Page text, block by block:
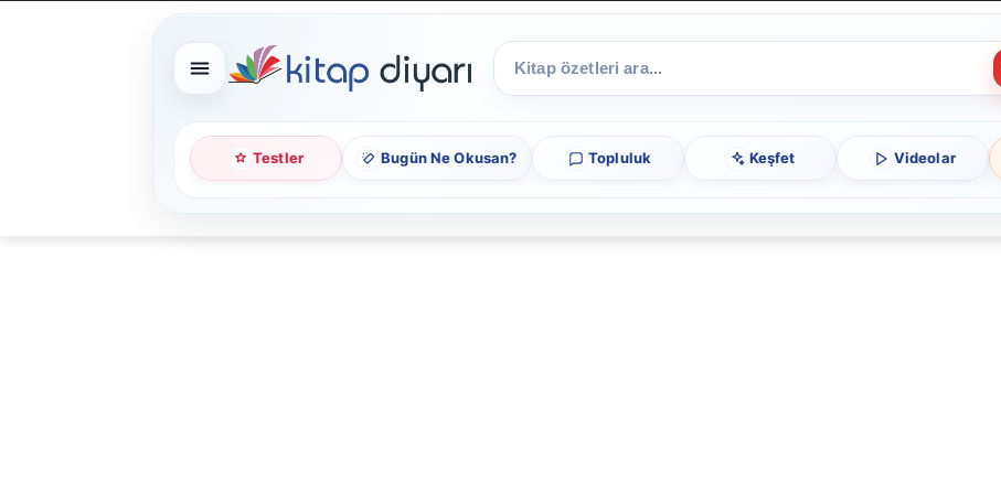
Testler Bugün Ne Okusan? Topluluk Keşfet Videolar